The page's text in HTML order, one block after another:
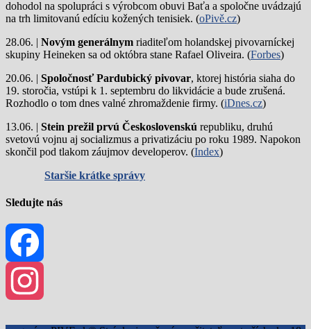
dohodol na spolupráci s výrobcom obuvi Baťa a spoločne uvádzajú
na trh limitovanú edíciu kožených tenisiek. (oPivě.cz)
28.06. | Novým generálnym riaditeľom holandskej pivovarníckej
skupiny Heineken sa od októbra stane Rafael Oliveira. (Forbes)
20.06. | Spoločnosť Pardubický pivovar, ktorej história siaha do
19. storočia, vstúpi k 1. septembru do likvidácie a bude zrušená.
Rozhodlo o tom dnes valné zhromaždenie firmy. (iDnes.cz)
13.06. | Stein prežil prvú Československú republiku, druhú
svetovú vojnu aj socializmus a privatizáciu po roku 1989. Napokon
skončil pod tlakom záujmov developerov. (Index)
Staršie krátke správy
Sledujte nás
Facebook